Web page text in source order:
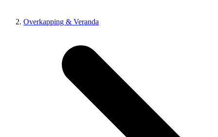
Overkapping & Veranda